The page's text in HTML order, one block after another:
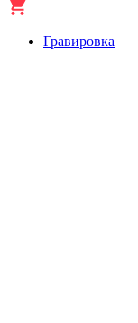
Гравировка